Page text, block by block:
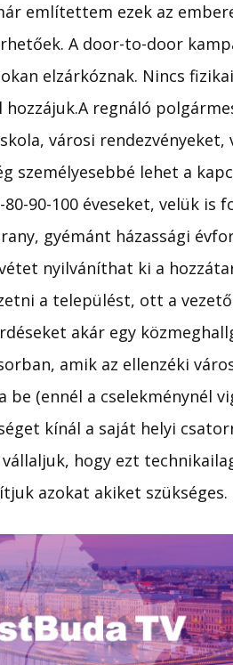
említettem ezek az
A door-to-door
elzárkóznak. Nincs
regnáló
városi rendezvényeket,
személyesebbé lehet a
90-100 éveseket, velük is
gyémánt házassági
nyilváníthat ki a
a települést, ott a
akár egy
amik az ellenzéki
be (ennél a cselekménynél
kínál a saját helyi
hogy ezt
azokat akiket szükséges.